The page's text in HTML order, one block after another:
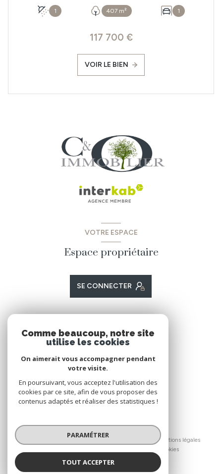
1 407 m² 1
117 700 €
VOIR LE BIEN
VOTRE ESPACE
Espace propriétaire
SE CONNECTER
Nous adhérons
© 2026 | Tous droits réservés
Mentions légales
Cookies
Comme beaucoup, notre site
utilise les cookies
On aimerait vous accompagner pendant
votre visite.
En poursuivant, vous acceptez l'utilisation des
cookies par ce site, afin de vous proposer des
contenus adaptés et réaliser des statistiques !
PARAMÉTRER
TOUT ACCEPTER